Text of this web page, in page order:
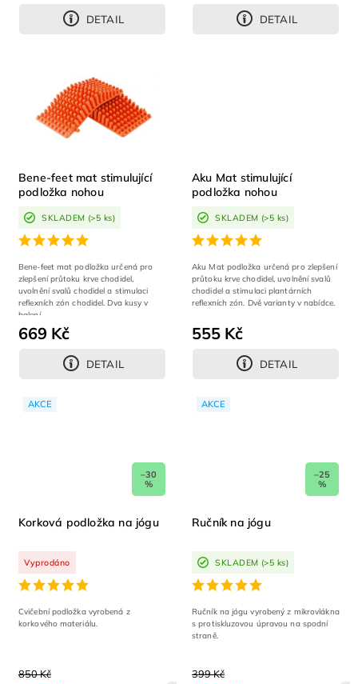
DETAIL DETAIL
Bene-feet mat stimulující
podložka nohou
SKLADEM (>5 ks)
669 Kč
DETAIL
Bene-feet mat podložka určená pro
zlepšení průtoku krve chodidel,
uvolnění svalů chodidel a stimulaci
reflexních zón chodidel. Dva kusy v
balení
Aku Mat stimulující
podložka nohou
SKLADEM (>5 ks)
555 Kč
DETAIL
Aku Mat podložka určená pro zlepšení
průtoku krve chodidel, uvolnění svalů
chodidel a stimulaci plantárních
reflexních zón. Dvě varianty v nabídce.
AKCE
–30
%
Korková podložka na jógu
Vyprodáno
850 Kč
Cvičební podložka vyrobená z
korkového materiálu.
AKCE
–25
%
Ručník na jógu
SKLADEM (>5 ks)
399 Kč
Ručník na jógu vyrobený z mikrovlákna
s protiskluzovou úpravou na spodní
straně.